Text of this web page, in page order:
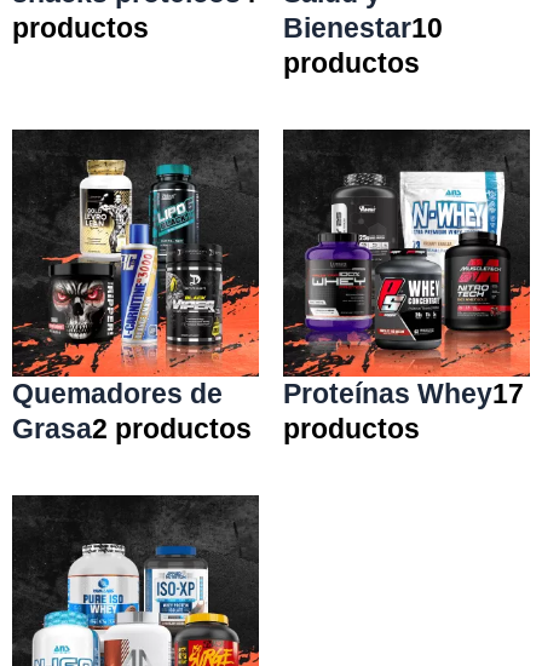
productos
Bienestar10
productos
Quemadores de
Grasa2 productos
Proteínas Whey17
productos